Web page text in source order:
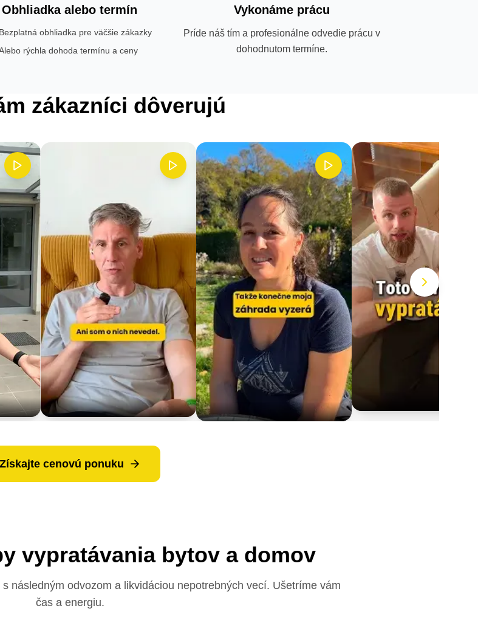
Obhliadka alebo termín
Bezplatná obhliadka pre väčšie zákazky
rýchla dohoda termínu a ceny
Vykonáme prácu
Príde náš tím a profesionálne odvedie prácu v
dohodnutom termíne.
zákazníci dôverujú
Získajte cenovú ponuku
vypratávania bytov a domov
následným odvozom a likvidáciou nepotrebných vecí. Ušetríme vám
čas a energiu.